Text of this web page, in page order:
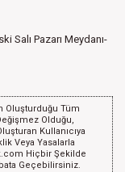
Salı Pazarı Meydanı-
Oluşturduğu Tüm
Olduğu,
Kullanıcıya
Veya Yasalarla
Hiçbir Şekilde
Geçebilirsiniz.